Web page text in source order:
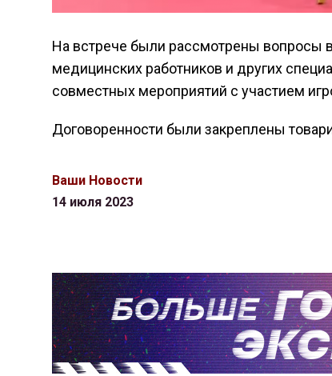
На встрече были рассмотрены вопросы
медицинских работников и других
совместных мероприятий с участием
Договоренности были закреплены
Ваши Новости
14 июля 2023